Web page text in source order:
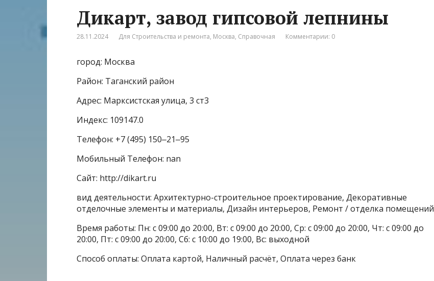
Дикарт, завод гипсовой лепнины
28.11.2024 Для Строительства и ремонта, Москва, Справочная Комментарии: 0
город: Москва
Район: Таганский район
Адрес: Марксистская улица, 3 ст3
Индекс: 109147.0
Телефон: +7 (495) 150‒21‒95
Мобильный Телефон: nan
Сайт: http://dikart.ru
вид деятельности: Архитектурно-строительное проектирование, Декоративные
отделочные элементы и материалы, Дизайн интерьеров, Ремонт / отделка помещений
Время работы: Пн: с 09:00 до 20:00, Вт: с 09:00 до 20:00, Ср: с 09:00 до 20:00, Чт: с 09:00 до
20:00, Пт: с 09:00 до 20:00, Сб: с 10:00 до 19:00, Вс: выходной
Способ оплаты: Оплата картой, Наличный расчёт, Оплата через банк